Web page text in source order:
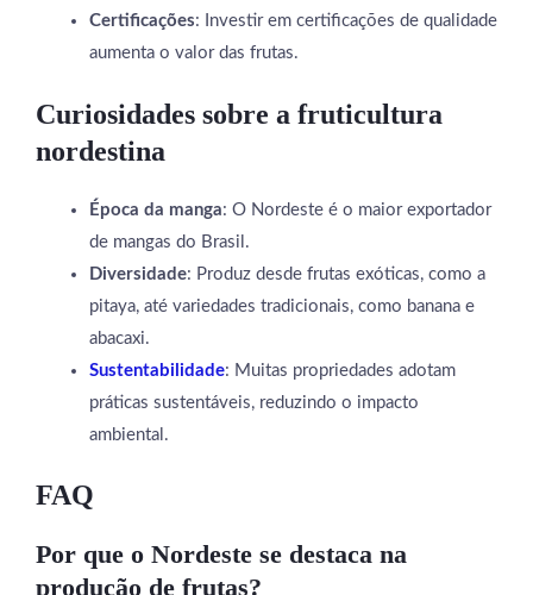
Certificações: Investir em certificações de qualidade
aumenta o valor das frutas.
Curiosidades sobre a fruticultura
nordestina
Época da manga: O Nordeste é o maior exportador
de mangas do Brasil.
Diversidade: Produz desde frutas exóticas, como a
pitaya, até variedades tradicionais, como banana e
abacaxi.
Sustentabilidade: Muitas propriedades adotam
práticas sustentáveis, reduzindo o impacto
ambiental.
FAQ
Por que o Nordeste se destaca na
produção de frutas?